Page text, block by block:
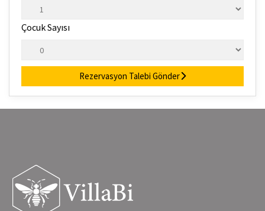
Çocuk Sayısı
Rezervasyon Talebi Gönder